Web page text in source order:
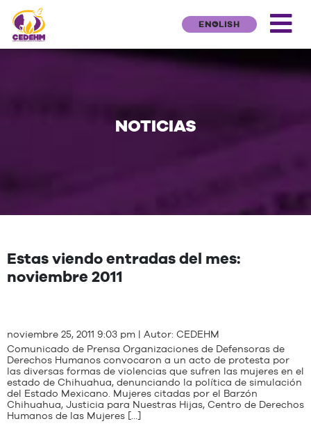
ENGLISH
NOTICIAS
Estas viendo entradas del mes:
noviembre 2011
noviembre 25, 2011 9:03 pm | Autor: CEDEHM
Comunicado de Prensa Organizaciones de Defensoras de
Derechos Humanos convocaron a un acto de protesta por
las diversas formas de violencias que sufren las mujeres en el
estado de Chihuahua, denunciando la política de simulación
del Estado Mexicano. Mujeres citadas por el Barzón
Chihuahua, Justicia para Nuestras Hijas, Centro de Derechos
Humanos de las Mujeres […]